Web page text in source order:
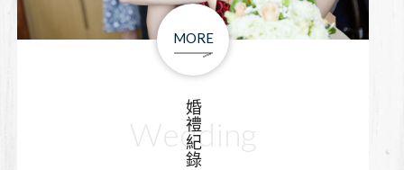
MORE
Wedding
婚禮紀錄